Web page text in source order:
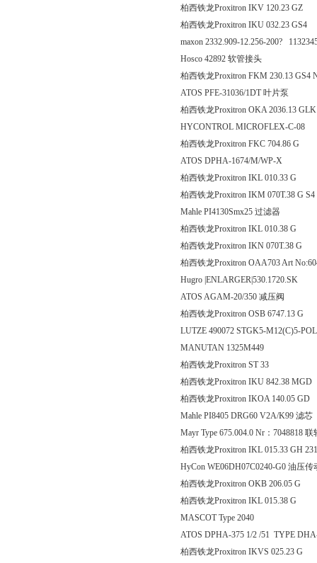
柏西铁龙Proxitron IKV
柏西铁龙Proxitron IKU 032.23 GS4
maxon 2332.909-12.256-200?
Hosco 42892 软管接头
柏西铁龙Proxitron FKM 230.13 GS4
ATOS PFE-31036/1DT 叶片泵
柏西铁龙Proxitron OKA
HYCONTROL MICROFLEX-C-08
柏西铁龙Proxitron FKC
ATOS DPHA-1674/M/WP-X
柏西铁龙Proxitron IKL
柏西铁龙Proxitron IKM 070T.38 G S4
Mahle PI4130Smx25 过滤器
柏西铁龙Proxitron IKL
柏西铁龙Proxitron IKN
柏西铁龙Proxitron OAA703 Art
Hugro |ENLARGER|530.1720.SK
ATOS AGAM-20/350 减压阀
柏西铁龙Proxitron OSB
LUTZE 490072 STGK5-M12(C)5-
MANUTAN 1325M449
柏西铁龙Proxitron ST
柏西铁龙Proxitron IKU
柏西铁龙Proxitron IKOA
Mahle PI8405 DRG60 V2A/K99 滤芯
Mayr Type 675.004.0 Nr：7048818 联
柏西铁龙Proxitron IKL 015.33 GH
HyCon WE06DH07C0240-G0 油压传
柏西铁龙Proxitron OKB
柏西铁龙Proxitron IKL
MASCOT Type 2040
ATOS DPHA-375 1/2 /51 TYPE
柏西铁龙Proxitron IKVS